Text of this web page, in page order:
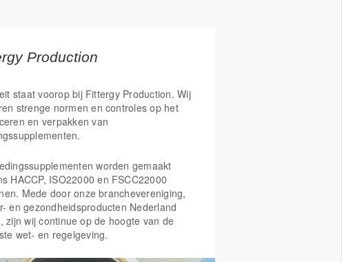
Production
staat voorop bij Fittergy Production. Wij
strenge normen en controles op het
en verpakken van
worden gemaakt
HACCP, ISO22000 en FSCC22000
Mede door onze branchevereniging,
en gezondheidsproducten Nederland
zijn wij continue op de hoogte van de
wet- en regelgeving.